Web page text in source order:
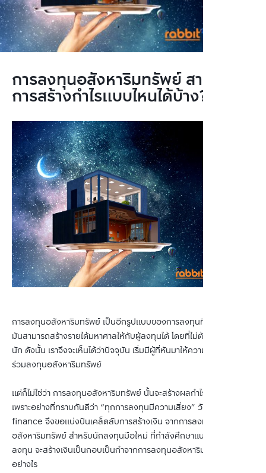
การลงทุนอสังหาริมทรัพย์ สามารถ
การสร้างกำไรแบบไหนได้บ้าง?
การลงทุนอสังหาริมทรัพย์ เป็นอีกรูปแบบของการลงทุนที่น่าสนใจ เพราะ
มันสามารถสร้างรายได้มหาศาลให้กับผู้ลงทุนได้ โดยที่ไม่ต้องลงทุนมาก
นัก ดังนั้น เราจึงจะเห็นได้ว่าปัจจุบัน เริ่มมีผู้ที่หันมาให้ความสนใจกับการ
ร่วมลงทุนอสังหาริมทรัพย์
แต่ก็ไม่ใช่ว่า การลงทุนอสังหาริมทรัพย์ นั้นจะสร้างผลกำไรได้ง่าย ๆ
เพราะอย่างที่ทราบกันดีว่า “ทุกการลงทุนมีความเสี่ยง” วันนี้ rabbit
finance จึงขอแบ่งปันเคล็ดลับการสร้างเงิน จากการลงทุน
อสังหาริมทรัพย์ สำหรับนักลงทุนมือใหม่ ที่กำลังศึกษาแนวทางการ
ลงทุน จะสร้างเงินเป็นกอบเป็นกำจากการลงทุนอสังหาริมทรัพย์นี้ได้
อย่างไร